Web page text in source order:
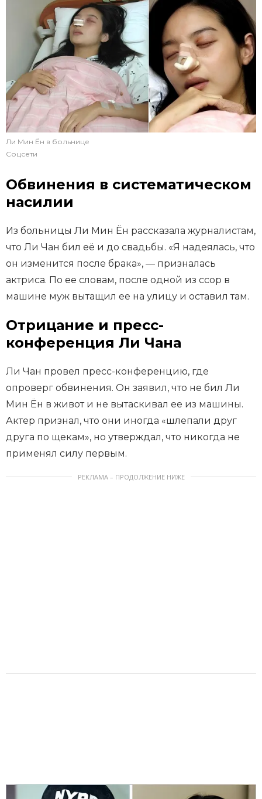
Ли Мин Ён в больнице
Соцсети
Обвинения в систематическом
насилии
Из больницы Ли Мин Ён рассказала журналистам,
что Ли Чан бил её и до свадьбы. «Я надеялась, что
он изменится после брака», — призналась
актриса. По ее словам, после одной из ссор в
машине муж вытащил ее на улицу и оставил там.
Отрицание и пресс-
конференция Ли Чана
Ли Чан провел пресс-конференцию, где
опроверг обвинения. Он заявил, что не бил Ли
Мин Ён в живот и не вытаскивал ее из машины.
Актер признал, что они иногда «шлепали друг
друга по щекам», но утверждал, что никогда не
применял силу первым.
РЕКЛАМА – ПРОДОЛЖЕНИЕ НИЖЕ